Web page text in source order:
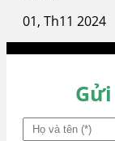
01, Th11 2024